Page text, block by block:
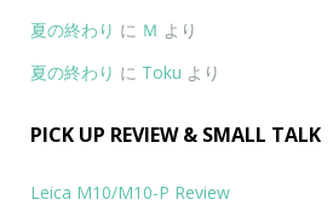
夏の終わり に Ｍ より
夏の終わり に Toku より
PICK UP REVIEW & SMALL TALK
Leica M10/M10-P Review